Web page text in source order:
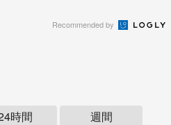
Recommended by
時間 週間